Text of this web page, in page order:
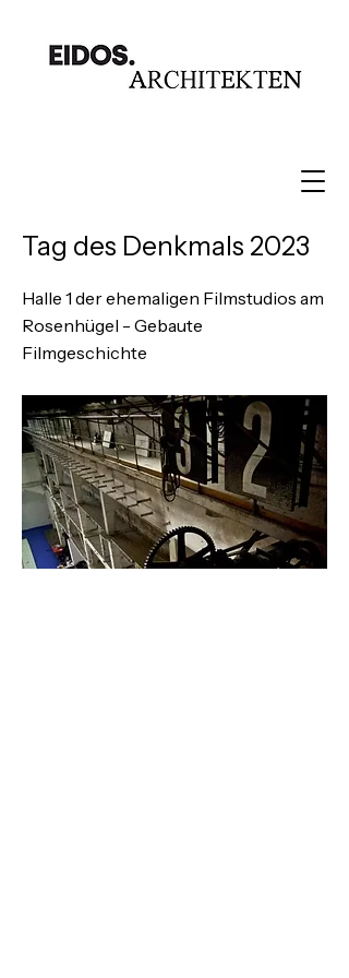
Tag des Denkmals 2023
Halle 1 der ehemaligen Filmstudios am
Rosenhügel - Gebaute
Filmgeschichte